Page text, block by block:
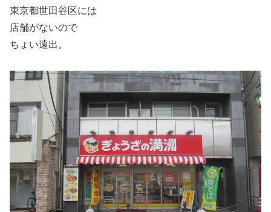
東京都世田谷区には
店舗がないので
ちょい遠出。